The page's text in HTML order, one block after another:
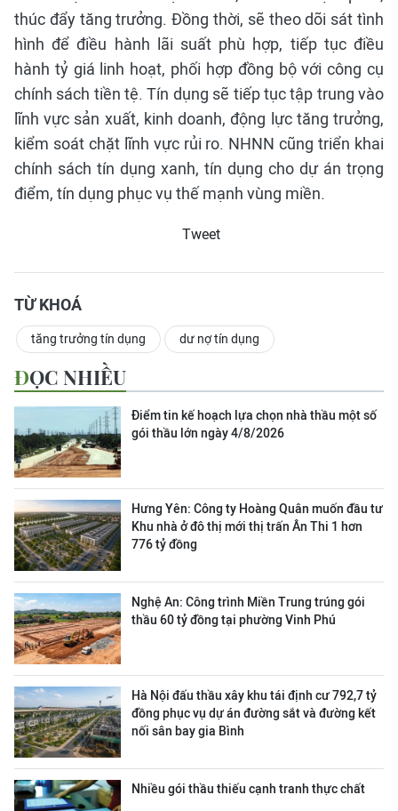
thúc đẩy tăng trưởng. Đồng thời, sẽ theo dõi sát tình
hình để điều hành lãi suất phù hợp, tiếp tục điều
hành tỷ giá linh hoạt, phối hợp đồng bộ với công cụ
chính sách tiền tệ. Tín dụng sẽ tiếp tục tập trung vào
lĩnh vực sản xuất, kinh doanh, động lực tăng trưởng,
kiểm soát chặt lĩnh vực rủi ro. NHNN cũng triển khai
chính sách tín dụng xanh, tín dụng cho dự án trọng
điểm, tín dụng phục vụ thế mạnh vùng miền.
Tweet
TỪ KHOÁ
tăng trưởng tín dụng dư nợ tín dụng
ĐỌC NHIỀU
Điểm tin kế hoạch lựa chọn nhà thầu một số
gói thầu lớn ngày 4/8/2026
Hưng Yên: Công ty Hoàng Quân muốn đầu tư
Khu nhà ở đô thị mới thị trấn Ân Thi 1 hơn
776 tỷ đồng
Nghệ An: Công trình Miền Trung trúng gói
thầu 60 tỷ đồng tại phường Vinh Phú
Hà Nội đấu thầu xây khu tái định cư 792,7 tỷ
đồng phục vụ dự án đường sắt và đường kết
nối sân bay gia Bình
Nhiều gói thầu thiếu cạnh tranh thực chất